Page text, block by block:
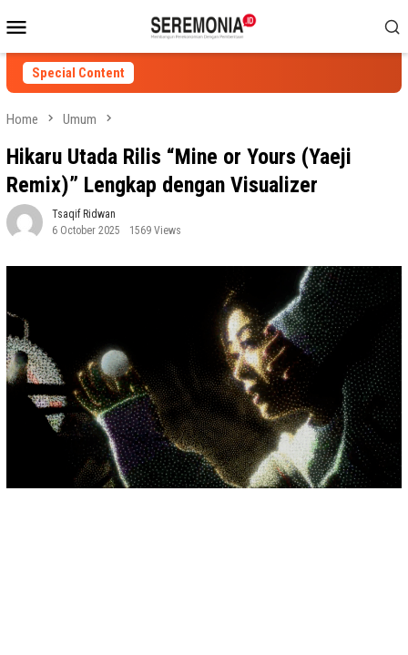
to
contentMenu
Special Content
Home Umum
Hikaru Utada Rilis “Mine or Yours (Yaeji
Remix)” Lengkap dengan Visualizer
Tsaqif Ridwan
6 October 2025
1569 Views